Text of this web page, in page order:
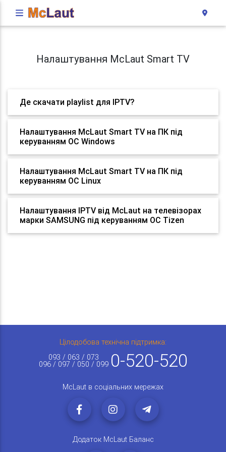
Налаштування McLaut Smart TV
Де скачати playlist для IPTV?
Налаштування McLaut Smart TV на ПК під
керуванням ОС Windows
Налаштування McLaut Smart TV на ПК під
керуванням ОС Linux
Налаштування IPTV від McLaut на телевізорах
марки SAMSUNG під керуванням ОС Tizen
Цілодобова технічна підтримка:
093 / 063 / 073
096 / 097 / 050 / 099 0-520-520
McLaut в соціальних мережах
Додаток McLaut Баланс